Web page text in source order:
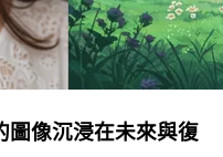
圖像沉浸在未來與復